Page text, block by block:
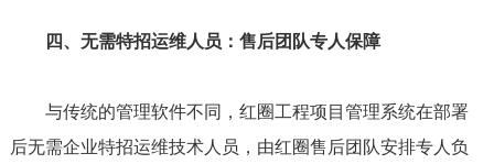
四、无需特招运维人员：售后团队专人保障
与传统的管理软件不同，红圈工程项目管理系统在部署
后无需企业特招运维技术人员，由红圈售后团队安排专人负